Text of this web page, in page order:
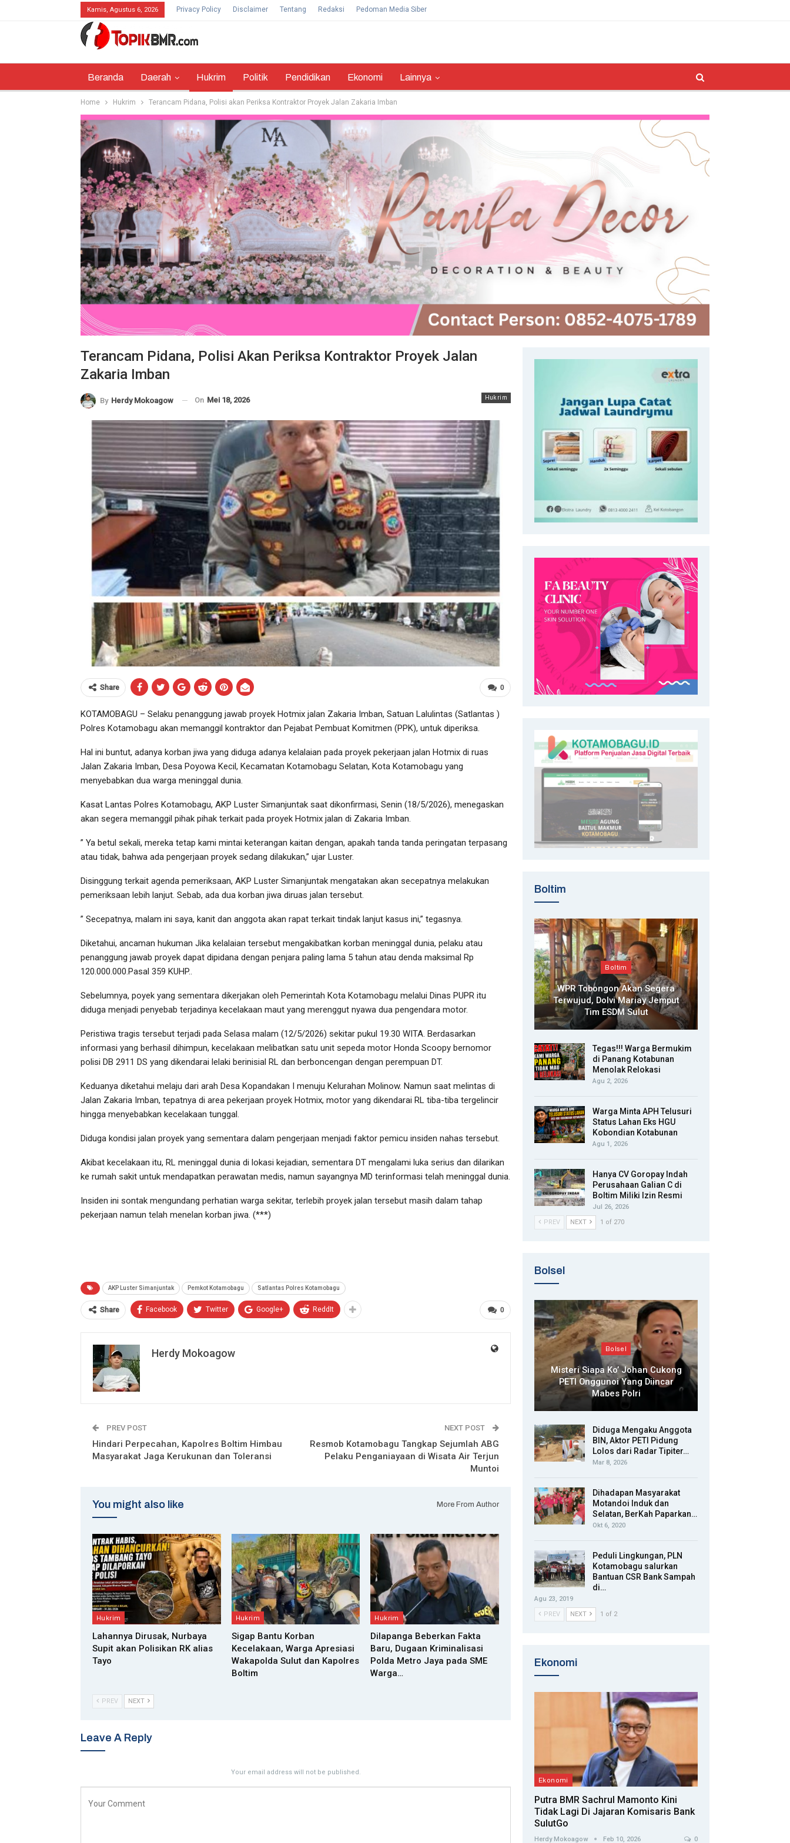
Kamis, Agustus 6, 2026 Privacy Policy Disclaimer Tentang Redaksi Pedoman Media Siber
Beranda Daerah Hukrim Politik Pendidikan Ekonomi Lainnya
Home Hukrim Terancam Pidana, Polisi akan Periksa Kontraktor Proyek Jalan Zakaria Imban
Terancam Pidana, Polisi Akan Periksa Kontraktor Proyek Jalan
Zakaria Imban
Hukrim
By Herdy Mokoagow On Mei 18, 2026
0
Share
KOTAMOBAGU – Selaku penanggung jawab proyek Hotmix jalan Zakaria Imban, Satuan Lalulintas (Satlantas )
Polres Kotamobagu akan memanggil kontraktor dan Pejabat Pembuat Komitmen (PPK), untuk diperiksa.
Hal ini buntut, adanya korban jiwa yang diduga adanya kelalaian pada proyek pekerjaan jalan Hotmix di ruas
Jalan Zakaria Imban, Desa Poyowa Kecil, Kecamatan Kotamobagu Selatan, Kota Kotamobagu yang
menyebabkan dua warga meninggal dunia.
Kasat Lantas Polres Kotamobagu, AKP Luster Simanjuntak saat dikonfirmasi, Senin (18/5/2026), menegaskan
akan segera memanggil pihak pihak terkait pada proyek Hotmix jalan di Zakaria Imban.
” Ya betul sekali, mereka tetap kami mintai keterangan kaitan dengan, apakah tanda tanda peringatan terpasang
atau tidak, bahwa ada pengerjaan proyek sedang dilakukan,” ujar Luster.
Disinggung terkait agenda pemeriksaan, AKP Luster Simanjuntak mengatakan akan secepatnya melakukan
pemeriksaan lebih lanjut. Sebab, ada dua korban jiwa diruas jalan tersebut.
” Secepatnya, malam ini saya, kanit dan anggota akan rapat terkait tindak lanjut kasus ini,” tegasnya.
Diketahui, ancaman hukuman Jika kelalaian tersebut mengakibatkan korban meninggal dunia, pelaku atau
penanggung jawab proyek dapat dipidana dengan penjara paling lama 5 tahun atau denda maksimal Rp
120.000.000.Pasal 359 KUHP..
Sebelumnya, poyek yang sementara dikerjakan oleh Pemerintah Kota Kotamobagu melalui Dinas PUPR itu
diduga menjadi penyebab terjadinya kecelakaan maut yang merenggut nyawa dua pengendara motor.
Peristiwa tragis tersebut terjadi pada Selasa malam (12/5/2026) sekitar pukul 19.30 WITA. Berdasarkan
informasi yang berhasil dihimpun, kecelakaan melibatkan satu unit sepeda motor Honda Scoopy bernomor
polisi DB 2911 DS yang dikendarai lelaki berinisial RL dan berboncengan dengan perempuan DT.
Keduanya diketahui melaju dari arah Desa Kopandakan I menuju Kelurahan Molinow. Namun saat melintas di
Jalan Zakaria Imban, tepatnya di area pekerjaan proyek Hotmix, motor yang dikendarai RL tiba-tiba tergelincir
hingga menyebabkan kecelakaan tunggal.
Diduga kondisi jalan proyek yang sementara dalam pengerjaan menjadi faktor pemicu insiden nahas tersebut.
Akibat kecelakaan itu, RL meninggal dunia di lokasi kejadian, sementara DT mengalami luka serius dan dilarikan
ke rumah sakit untuk mendapatkan perawatan medis, namun sayangnya MD terinformasi telah meninggal dunia.
Insiden ini sontak mengundang perhatian warga sekitar, terlebih proyek jalan tersebut masih dalam tahap
pekerjaan namun telah menelan korban jiwa. (***)
AKP Luster Simanjuntak Pemkot Kotamobagu Satlantas Polres Kotamobagu
0
Share Facebook Twitter Google+ ReddIt
Herdy Mokoagow
PREV POST
Hindari Perpecahan, Kapolres Boltim Himbau
Masyarakat Jaga Kerukunan dan Toleransi
NEXT POST
Resmob Kotamobagu Tangkap Sejumlah ABG
Pelaku Penganiayaan di Wisata Air Terjun
Muntoi
You might also like More From Author
Hukrim
Lahannya Dirusak, Nurbaya
Supit akan Polisikan RK alias
Tayo
Hukrim
Sigap Bantu Korban
Kecelakaan, Warga Apresiasi
Wakapolda Sulut dan Kapolres
Boltim
Hukrim
Dilapanga Beberkan Fakta
Baru, Dugaan Kriminalisasi
Polda Metro Jaya pada SME
Warga…
PREV NEXT
Leave A Reply
Your email address will not be published.
Boltim
Boltim
WPR Tobongon Akan Segera
Terwujud, Dolvi Mariay Jemput
Tim ESDM Sulut
Tegas!!! Warga Bermukim
di Panang Kotabunan
Menolak Relokasi
Agu 2, 2026
Warga Minta APH Telusuri
Status Lahan Eks HGU
Kobondian Kotabunan
Agu 1, 2026
Hanya CV Goropay Indah
Perusahaan Galian C di
Boltim Miliki Izin Resmi
Jul 26, 2026
PREV
NEXT 1 of 270
Bolsel
Bolsel
Misteri Siapa Ko’ Johan Cukong
PETI Onggunoi Yang Diincar
Mabes Polri
Diduga Mengaku Anggota
BIN, Aktor PETI Pidung
Lolos dari Radar Tipiter…
Mar 8, 2026
Dihadapan Masyarakat
Motandoi Induk dan
Selatan, BerKah Paparkan…
Okt 6, 2020
Peduli Lingkungan, PLN
Kotamobagu salurkan
Bantuan CSR Bank Sampah
di…
Agu 23, 2019
PREV
NEXT 1 of 2
Ekonomi
Ekonomi
Putra BMR Sachrul Mamonto Kini
Tidak Lagi Di Jajaran Komisaris Bank
SulutGo
Herdy Mokoagow Feb 10, 2026 0